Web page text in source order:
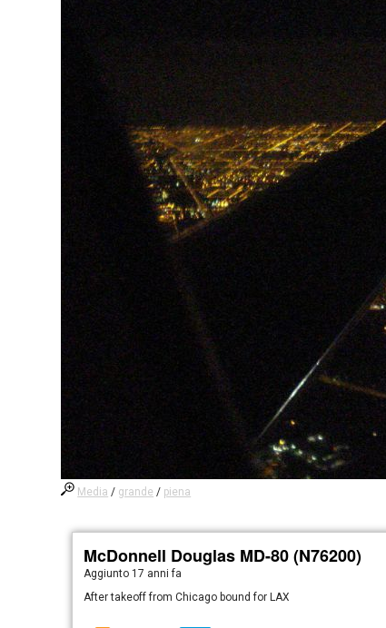
Media / grande / piena
McDonnell Douglas MD-80 (N76200)
Aggiunto 17 anni fa
After takeoff from Chicago bound for LAX